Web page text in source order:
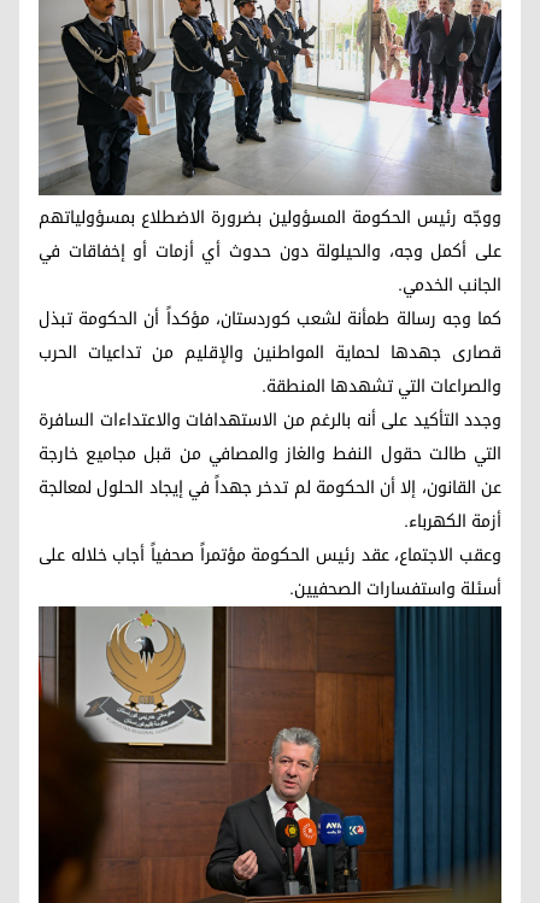
ووجّه رئيس الحكومة المسؤولين بضرورة الاضطلاع بمسؤولياتهم
على أكمل وجه، والحيلولة دون حدوث أي أزمات أو إخفاقات في
الجانب الخدمي.
كما وجه رسالة طمأنة لشعب كوردستان، مؤكداً أن الحكومة تبذل
قصارى جهدها لحماية المواطنين والإقليم من تداعيات الحرب
والصراعات التي تشهدها المنطقة.
وجدد التأكيد على أنه بالرغم من الاستهدافات والاعتداءات السافرة
التي طالت حقول النفط والغاز والمصافي من قبل مجاميع خارجة
عن القانون، إلا أن الحكومة لم تدخر جهداً في إيجاد الحلول لمعالجة
أزمة الكهرباء.
وعقب الاجتماع، عقد رئيس الحكومة مؤتمراً صحفياً أجاب خلاله على
أسئلة واستفسارات الصحفيين.